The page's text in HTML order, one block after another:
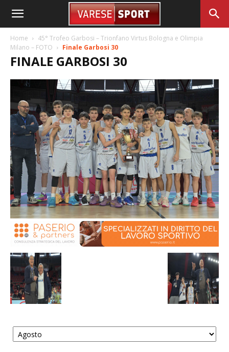
Home
45° Trofeo Garbosi – Trionfano Virtus Bologna e Olimpia
Milano – FOTO
Finale Garbosi 30
FINALE GARBOSI 30